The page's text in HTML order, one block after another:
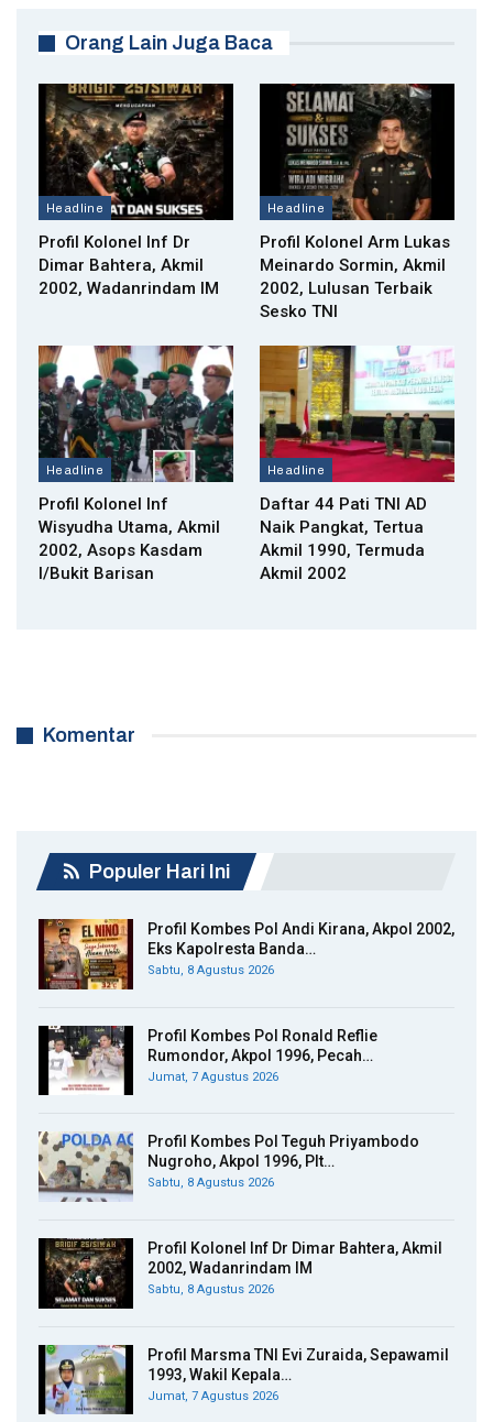
Orang Lain Juga Baca
Headline
Profil Kolonel Inf Dr
Dimar Bahtera, Akmil
2002, Wadanrindam IM
Headline
Profil Kolonel Arm Lukas
Meinardo Sormin, Akmil
2002, Lulusan Terbaik
Sesko TNI
Headline
Profil Kolonel Inf
Wisyudha Utama, Akmil
2002, Asops Kasdam
I/Bukit Barisan
Headline
Daftar 44 Pati TNI AD
Naik Pangkat, Tertua
Akmil 1990, Termuda
Akmil 2002
Komentar
Populer Hari Ini
Profil Kombes Pol Andi Kirana, Akpol 2002,
Eks Kapolresta Banda…
Sabtu, 8 Agustus 2026
Profil Kombes Pol Ronald Reflie
Rumondor, Akpol 1996, Pecah…
Jumat, 7 Agustus 2026
Profil Kombes Pol Teguh Priyambodo
Nugroho, Akpol 1996, Plt…
Sabtu, 8 Agustus 2026
Profil Kolonel Inf Dr Dimar Bahtera, Akmil
2002, Wadanrindam IM
Sabtu, 8 Agustus 2026
Profil Marsma TNI Evi Zuraida, Sepawamil
1993, Wakil Kepala…
Jumat, 7 Agustus 2026